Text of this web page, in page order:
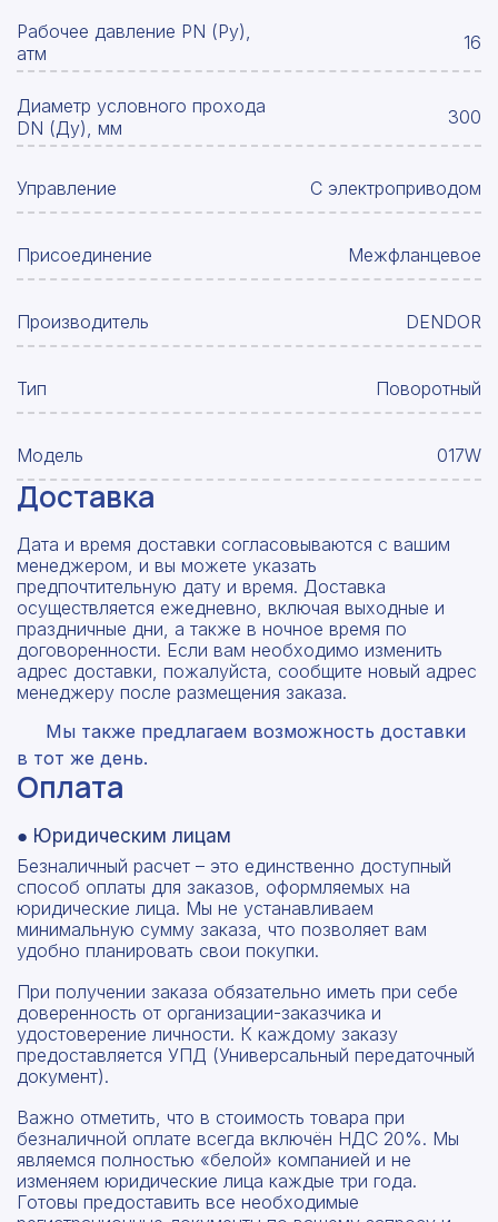
Рабочее давление PN (Ру),
атм
16
Диаметр условного прохода
DN (Ду), мм
300
Управление С электроприводом
Присоединение Межфланцевое
Производитель DENDOR
Тип Поворотный
Модель 017W
Доставка
Дата и время доставки согласовываются с вашим
менеджером, и вы можете указать
предпочтительную дату и время. Доставка
осуществляется ежедневно, включая выходные и
праздничные дни, а также в ночное время по
договоренности. Если вам необходимо изменить
адрес доставки, пожалуйста, сообщите новый адрес
менеджеру после размещения заказа.
Мы также предлагаем возможность доставки
в тот же день.
Оплата
● Юридическим лицам
Безналичный расчет – это единственно доступный
способ оплаты для заказов, оформляемых на
юридические лица. Мы не устанавливаем
минимальную сумму заказа, что позволяет вам
удобно планировать свои покупки.
При получении заказа обязательно иметь при себе
доверенность от организации-заказчика и
удостоверение личности. К каждому заказу
предоставляется УПД (Универсальный передаточный
документ).
Важно отметить, что в стоимость товара при
безналичной оплате всегда включён НДС 20%. Мы
являемся полностью «белой» компанией и не
изменяем юридические лица каждые три года.
Готовы предоставить все необходимые